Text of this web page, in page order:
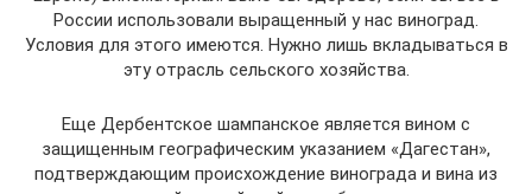
России использовали выращенный у нас виноград.
Условия для этого имеются. Нужно лишь вкладываться в
эту отрасль сельского хозяйства.
Еще Дербентское шампанское является вином с
защищенным географическим указанием «Дагестан»,
подтверждающим происхождение винограда и вина из